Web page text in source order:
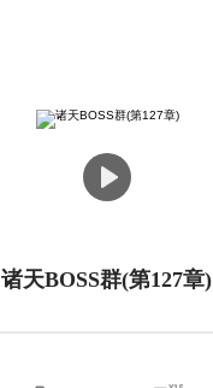
诸天BOSS群(第127章)